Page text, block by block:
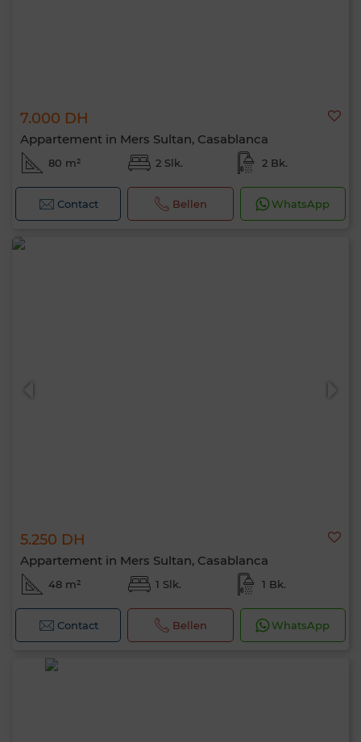
7.000 DH
Appartement in Mers Sultan, Casablanca
80 m² 2 Slk. 2 Bk.
Contact Bellen WhatsApp
5.250 DH
Appartement in Mers Sultan, Casablanca
48 m² 1 Slk. 1 Bk.
Contact Bellen WhatsApp